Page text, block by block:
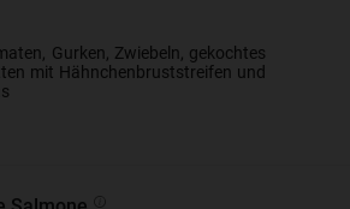
Gurken, Zwiebeln, gekochtes
mit Hähnchenbruststreifen und